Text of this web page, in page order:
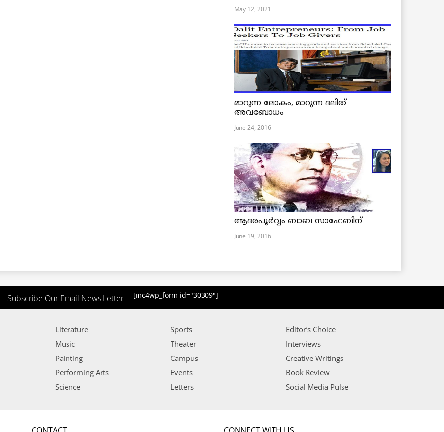
May 12, 2021
മാറുന്ന ലോകം, മാറുന്ന ദലിത്
അവബോധം
June 24, 2016
ആദരപൂര്‍വ്വം ബാബ സാഹേബിന്
June 19, 2016
Subscribe Our Email News Letter [mc4wp_form id="30309"]
Literature
Music
Painting
Performing Arts
Science
Sports
Theater
Campus
Events
Letters
Editor’s Choice
Interviews
Creative Writings
Book Review
Social Media Pulse